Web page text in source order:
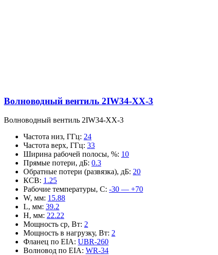
Волноводный вентиль 2IW34-XX-3
Волноводный вентиль 2IW34-XX-3
Частота низ, ГГц: 24
Частота верх, ГГц: 33
Ширина рабочей полосы, %: 10
Прямые потери, дБ: 0.3
Обратные потери (развязка), дБ: 20
КСВ: 1.25
Рабочие температуры, С: -30 — +70
W, мм: 15.88
L, мм: 39.2
H, мм: 22.22
Мощность ср, Вт: 2
Мощность в нагрузку, Вт: 2
Фланец по EIA: UBR-260
Волновод по EIA: WR-34